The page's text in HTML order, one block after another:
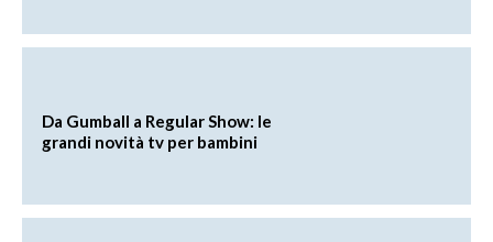
Da Gumball a Regular Show: le
grandi novità tv per bambini